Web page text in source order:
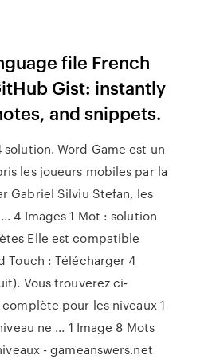
file French
Gist: instantly
and snippets.
solution. Word Game est un
les joueurs mobiles par la
Gabriel Silviu Stefan, les
4 Images 1 Mot : solution
Elle est compatible
Touch : Télécharger 4
Vous trouverez ci-
pour les niveaux 1
ne ... 1 Image 8 Mots
- gameanswers.net